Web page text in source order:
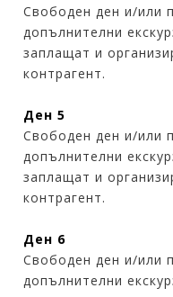
Свободен ден и/или
допълнителни
заплащат и
контрагент.
Ден 5
Свободен ден и/или
допълнителни
заплащат и
контрагент.
Ден 6
Свободен ден и/или
допълнителни